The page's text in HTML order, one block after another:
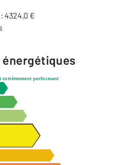
4324,0 €
extrêmement performant